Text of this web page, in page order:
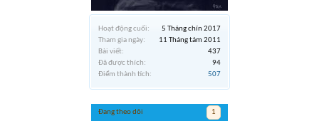
Hoạt động cuối:
5 Tháng chín 2017
Tham gia ngày:
11 Tháng tám 2011
Bài viết:
437
Đã được thích:
94
Điểm thành tích:
507
Đang theo dõi 1